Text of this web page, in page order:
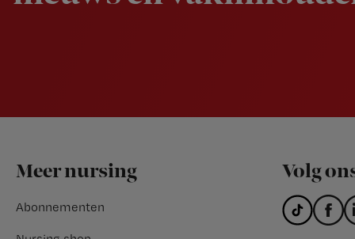
Footer
Meer nursing
Abonnementen
Volg